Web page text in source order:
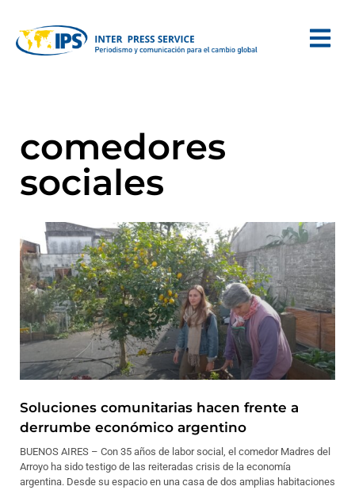
comedores
sociales
Soluciones comunitarias hacen frente a
derrumbe económico argentino
BUENOS AIRES – Con 35 años de labor social, el comedor Madres del
Arroyo ha sido testigo de las reiteradas crisis de la economía
argentina. Desde su espacio en una casa de dos amplias habitaciones